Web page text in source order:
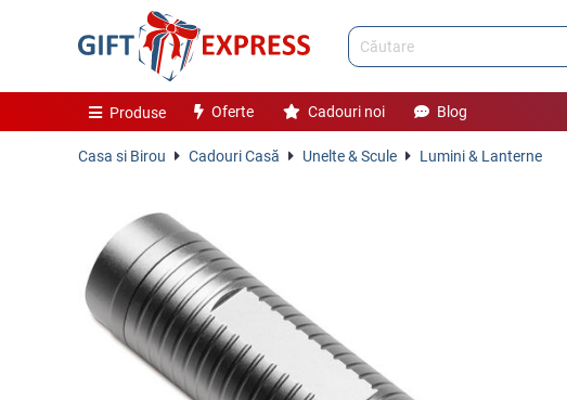
Produse Oferte Cadouri noi Blog
Casa si Birou Cadouri Casă Unelte & Scule Lumini & Lanterne